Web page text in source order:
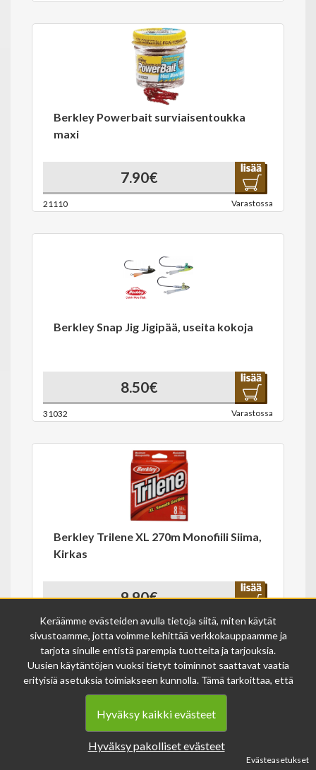
Berkley Powerbait surviaisentoukka
maxi
7.90€
21110 Varastossa
Berkley Snap Jig Jigipää, useita kokoja
8.50€
31032 Varastossa
Berkley Trilene XL 270m Monofiili Siima,
Kirkas
9.90€
33118 Varastossa
Berkley URBN Jigger 20 vapa 2.10m 5-
Keräämme evästeiden avulla tietoja siitä, miten käytät
sivustoamme, jotta voimme kehittää verkkokauppaamme ja
tarjota sinulle entistä parempia tuotteita ja tarjouksia.
Uusien käytäntöjen vuoksi tietyt toiminnot saattavat vaatia
erityisiä asetuksia toimiakseen kunnolla. Tämä tarkoittaa, että
joissakin tapauksissa anonymisoidut tiedot voivat kertyä,
vaikka olisit kieltänyt evästeiden käytön. Näitä tietoja
käytetään ainoastaan palvelumme parantamiseen, eikä niistä
Voit muuttaa evästeasetuksiasi milloin tahansa sivun
Hyväksy kaikki evästeet
Hyväksy pakolliset evästeet
Evästeasetukset